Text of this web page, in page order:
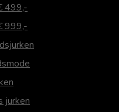
499,-
999,-
jurken